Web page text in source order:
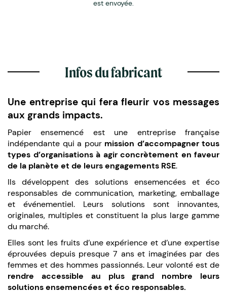
est envoyée.
Infos du fabricant
Une entreprise qui fera fleurir vos messages
aux grands impacts.
Papier ensemencé est une entreprise française
indépendante qui a pour mission d’accompagner tous
types d’organisations à agir concrètement en faveur
de la planète et de leurs engagements RSE.
Ils développent des solutions ensemencées et éco
responsables de communication, marketing, emballage
et événementiel. Leurs solutions sont innovantes,
originales, multiples et constituent la plus large gamme
du marché.
Elles sont les fruits d’une expérience et d’une expertise
éprouvées depuis presque 7 ans et imaginées par des
femmes et des hommes passionnés. Leur volonté est de
rendre accessible au plus grand nombre leurs
solutions ensemencées et éco responsables.